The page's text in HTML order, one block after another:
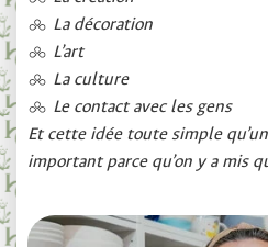
La décoration
L’art
La culture
Le contact avec les gens
Et cette idée toute simple
important parce qu’on y a mis